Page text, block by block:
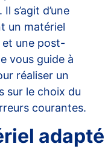
s’agit d’une
un matériel
une post-
vous guide à
réaliser un
sur le choix du
courantes.
adapté